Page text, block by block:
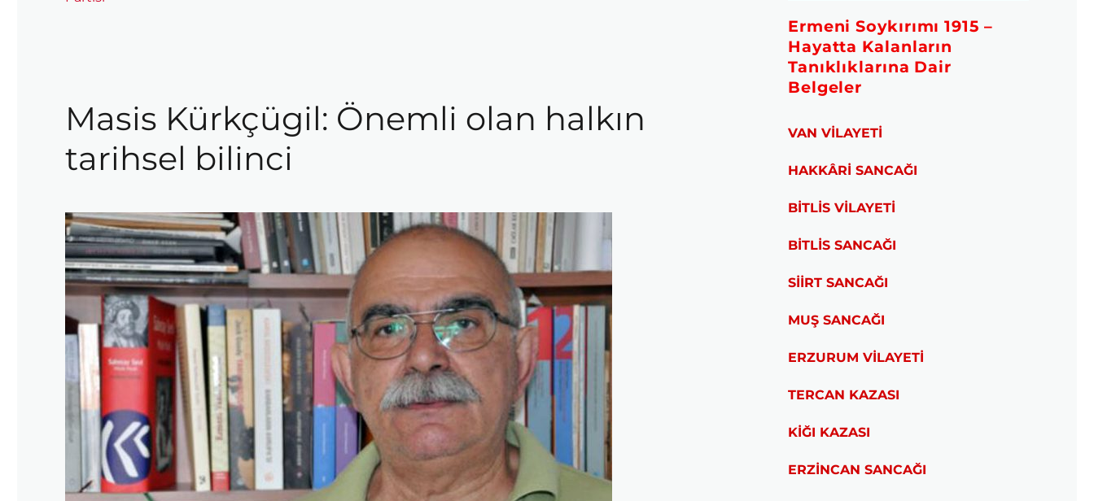
Masis Kürkçügil: Önemli olan halkın
tarihsel bilinci
Ermeni Soykırımı 1915 –
Hayatta Kalanların
Tanıklıklarına Dair
Belgeler
VAN VİLAYETİ
HAKKÂRİ SANCAĞI
BİTLİS VİLAYETİ
BİTLİS SANCAĞI
SİİRT SANCAĞI
MUŞ SANCAĞI
ERZURUM VİLAYETİ
TERCAN KAZASI
KİĞI KAZASI
ERZİNCAN SANCAĞI